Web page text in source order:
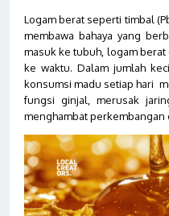
Logam berat seperti timbal
membawa bahaya yang
masuk ke tubuh, logam
ke waktu. Dalam jumlah
konsumsi madu setiap hari
fungsi ginjal, merusak
menghambat perkembangan